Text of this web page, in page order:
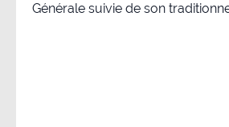
Générale suivie de son